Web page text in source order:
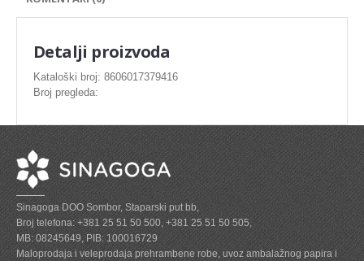
ZAMRZNUTO MESO SVINJSKO
ZAMRZNUTA RIBA
ZAMRZNUTO MESO PILETINA
PASTETE I MESNI NARESCI
TUNJEVINE I KONZERVE
GOTOVA JELA
SIROVINA ZA GASTRO
Detalji proizvoda
Kataloški broj: 8606017379416
Broj pregleda:
Sinagoga DOO Sombor, Staparski put bb,
Broj telefona: +381 25 51 50 500, +381 25 51 50 505,
MB: 08245649, PIB: 100016729
Maloprodaja i veleprodaja prehrambene robe, uvoz ambalažnog papira i